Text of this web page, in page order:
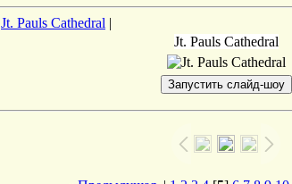
Jt. Pauls Cathedral |
Jt. Pauls Cathedral